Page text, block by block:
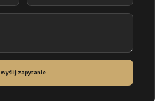
Wyślij zapytanie